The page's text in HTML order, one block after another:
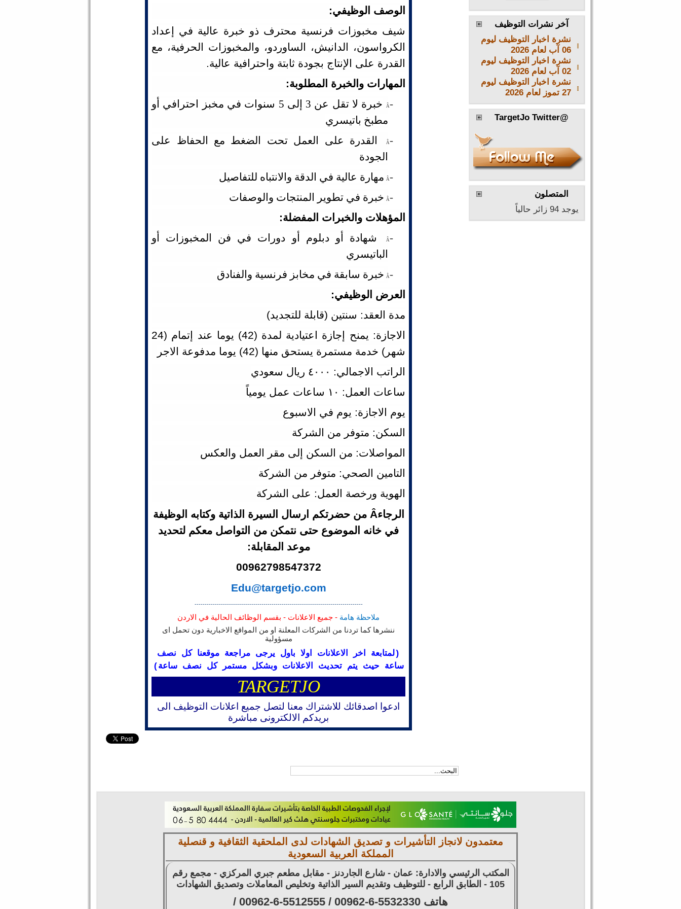
»الإثنين, 27 تموز/يوليو 2026 16:13
آخر نشرات التوظيف
نشرة اخبار التوظيف ليوم
06 آب لعام 2026
نشرة اخبار التوظيف ليوم
02 آب لعام 2026
نشرة اخبار التوظيف ليوم
27 تموز لعام 2026
@TargetJo Twitter
المتصلون
يوجد 94 زائر حالياً
الوصف الوظيفي:
شيف مخبوزات فرنسية محترف ذو خبرة عالية في إعداد
الكرواسون، الدانيش، الساوردو، والمخبوزات الحرفية، مع
القدرة على الإنتاج بجودة ثابتة واحترافية عالية.
المهارات والخبرة المطلوبة:
-
Â
خبرة لا تقل عن 3 إلى 5 سنوات في مخبز احترافي أو
مطبخ باتيسري
-
Â
القدرة على العمل تحت الضغط مع الحفاظ على
الجودة
-
Â مهارة عالية في الدقة والانتباه للتفاصيل
-
Â خبرة في تطوير المنتجات والوصفات
المؤهلات والخبرات المفضلة:
-
Â
شهادة أو دبلوم أو دورات في فن المخبوزات أو
الباتيسري
-
Â خبرة سابقة في مخابز فرنسية والفنادق
العرض الوظيفي:
مدة العقد: سنتين (قابلة للتجديد)
الاجازة: يمنح إجازة اعتيادية لمدة (42) يوما عند إتمام (24
شهر) خدمة مستمرة يستحق منها (42) يوما مدفوعة الاجر
الراتب الاجمالي: ٤٠٠٠ ريال سعودي
ساعات العمل: ١٠ ساعات عمل يومياً
يوم الاجازة: يوم في الاسبوع
السكن: متوفر من الشركة
المواصلات: من السكن إلى مقر العمل والعكس
التامين الصحي: متوفر من الشركة
الهوية ورخصة العمل: على الشركة
الرجاءÂ من حضرتكم ارسال السيرة الذاتية وكتابه الوظيفة
في خانه الموضوع حتى نتمكن من التواصل معكم لتحديد
موعد المقابلة:
00962798547372
Edu@targetjo.com
-----------------------------------------------------------------------------------
ملاحظة هامة - جميع الاعلانات - بقسم الوظائف الحالية في الاردن
ننشرها كما تردنا من الشركات المعلنة او من المواقع الاخبارية دون تحمل اى
مسؤولية
(لمتابعة اخر الاعلانات اولا باول يرجى مراجعة موقعنا كل نصف
ساعة حيث يتم تحديث الاعلانات وبشكل مستمر كل نصف ساعة)
TARGETJO
ادعوا اصدقائك للاشتراك معنا لتصل جميع اعلانات التوظيف الى
بريدكم الالكترونى مباشرة
معتمدون لانجاز التأشيرات و تصديق الشهادات لدى الملحقية الثقافية و قنصلية
المملكة العربية السعودية
المكتب الرئيسي والادارة: عمان - شارع الجاردنز - مقابل مطعم جبري المركزي - مجمع رقم
105 - الطابق الرابع - للتوظيف وتقديم السير الذاتية وتخليص المعاملات وتصديق الشهادات
هاتف 5532330-6-00962 / 5512555-6-00962 /